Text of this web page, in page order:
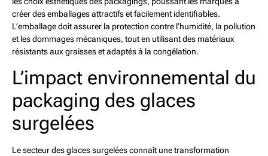
créer des emballages attractifs et facilement identifiables.
L’emballage doit assurer la protection contre l’humidité, la pollution
et les dommages mécaniques, tout en utilisant des matériaux
résistants aux graisses et adaptés à la congélation.
L’impact environnemental du
packaging des glaces
surgelées
Le secteur des glaces surgelées connaît une transformation